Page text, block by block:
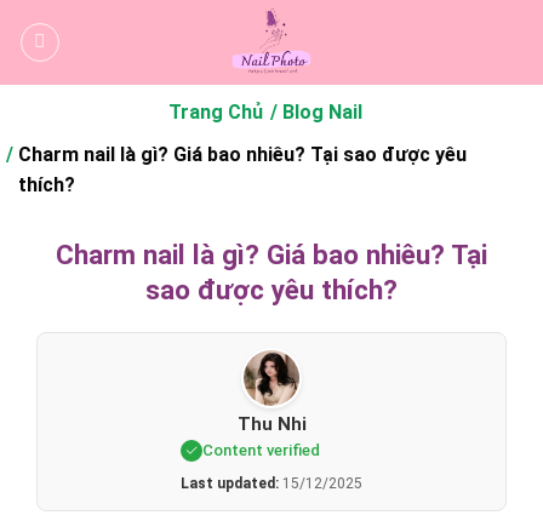
qua
Trang Chủ
Blog Nail
Charm nail là gì? Giá bao nhiêu? Tại sao được yêu
thích?
Charm nail là gì? Giá bao nhiêu? Tại
sao được yêu thích?
Thu Nhi
Content verified
Last updated: 15/12/2025